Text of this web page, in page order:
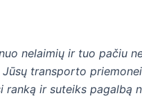
nelaimių ir tuo pačiu
transporto
ranką ir suteiks pagalbą